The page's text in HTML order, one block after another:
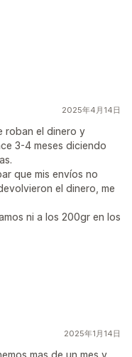
2025年4月14日
roban el dinero y
3-4 meses diciendo
que mis envíos no
el dinero, me
ni a los 200gr en los
2025年1月14日
mas de un mes y